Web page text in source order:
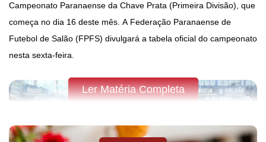
Campeonato Paranaense da Chave Prata (Primeira Divisão), que
começa no dia 16 deste mês. A Federação Paranaense de
Futebol de Salão (FPFS) divulgará a tabela oficial do campeonato
nesta sexta-feira.
Ler Matéria Completa